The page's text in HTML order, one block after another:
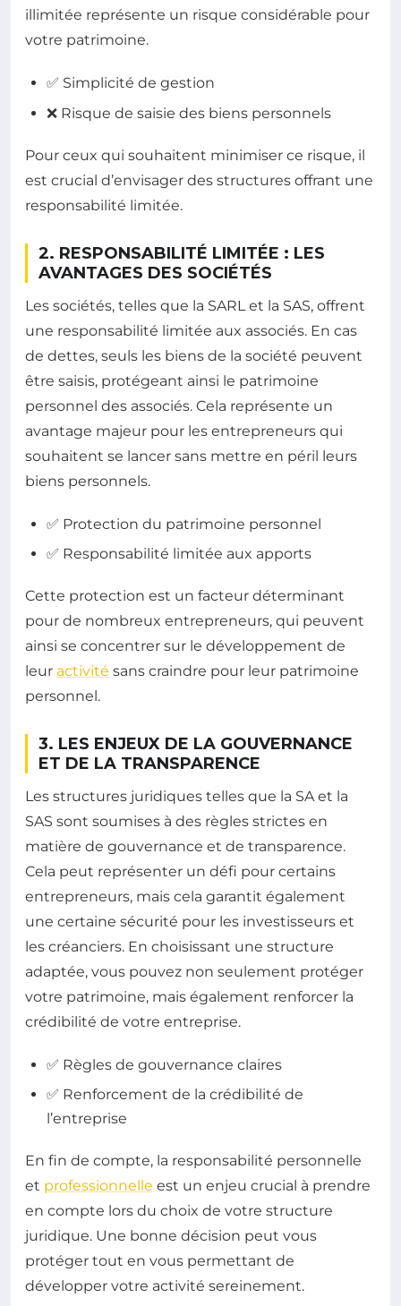
illimitée représente un risque considérable pour
votre patrimoine.
✅ Simplicité de gestion
❌ Risque de saisie des biens personnels
Pour ceux qui souhaitent minimiser ce risque, il
est crucial d’envisager des structures offrant une
responsabilité limitée.
2. RESPONSABILITÉ LIMITÉE : LES
AVANTAGES DES SOCIÉTÉS
Les sociétés, telles que la SARL et la SAS, offrent
une responsabilité limitée aux associés. En cas
de dettes, seuls les biens de la société peuvent
être saisis, protégeant ainsi le patrimoine
personnel des associés. Cela représente un
avantage majeur pour les entrepreneurs qui
souhaitent se lancer sans mettre en péril leurs
biens personnels.
✅ Protection du patrimoine personnel
✅ Responsabilité limitée aux apports
Cette protection est un facteur déterminant
pour de nombreux entrepreneurs, qui peuvent
ainsi se concentrer sur le développement de
leur activité sans craindre pour leur patrimoine
personnel.
3. LES ENJEUX DE LA GOUVERNANCE
ET DE LA TRANSPARENCE
Les structures juridiques telles que la SA et la
SAS sont soumises à des règles strictes en
matière de gouvernance et de transparence.
Cela peut représenter un défi pour certains
entrepreneurs, mais cela garantit également
une certaine sécurité pour les investisseurs et
les créanciers. En choisissant une structure
adaptée, vous pouvez non seulement protéger
votre patrimoine, mais également renforcer la
crédibilité de votre entreprise.
✅ Règles de gouvernance claires
✅ Renforcement de la crédibilité de
l’entreprise
En fin de compte, la responsabilité personnelle
et professionnelle est un enjeu crucial à prendre
en compte lors du choix de votre structure
juridique. Une bonne décision peut vous
protéger tout en vous permettant de
développer votre activité sereinement.